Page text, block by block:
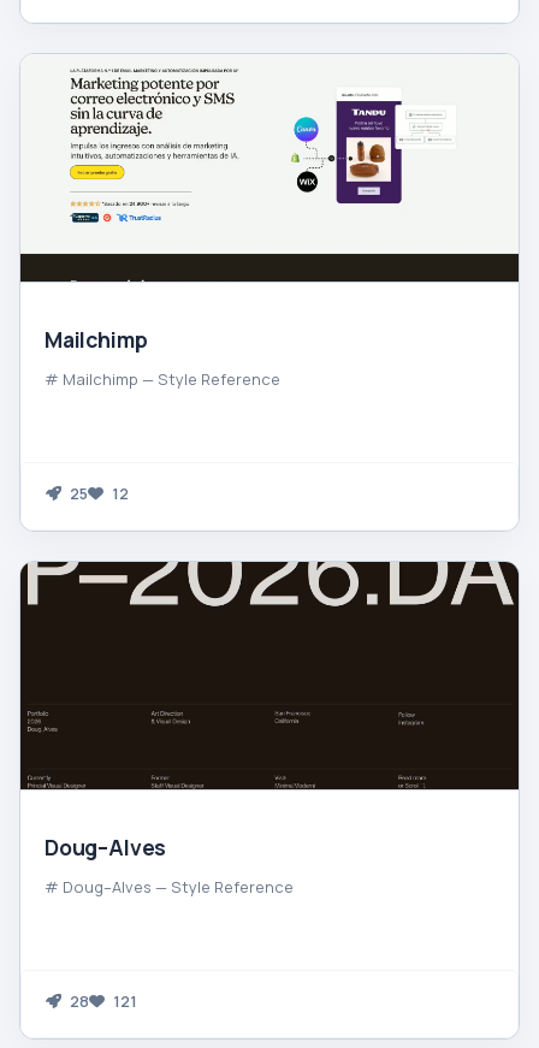
Mailchimp
# Mailchimp — Style Reference
25 12
Doug–Alves
# Doug–Alves — Style Reference
28 121